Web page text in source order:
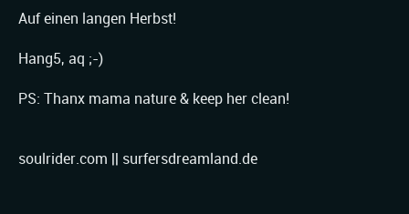
Auf einen langen Herbst!
Hang5, aq ;-)
PS: Thanx mama nature & keep her clean!
soulrider.com || surfersdreamland.de